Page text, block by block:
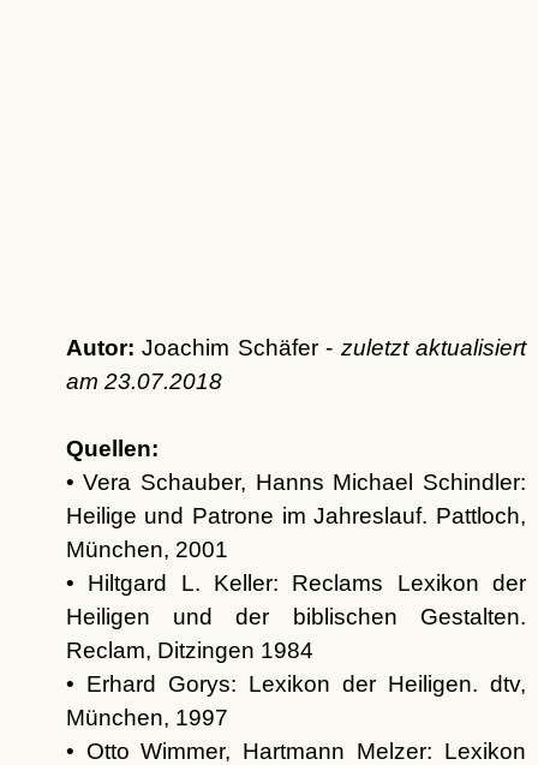
Autor: Joachim Schäfer - zuletzt aktualisiert
am 23.07.2018
Quellen:
• Vera Schauber, Hanns Michael Schindler:
Heilige und Patrone im Jahreslauf. Pattloch,
München, 2001
• Hiltgard L. Keller: Reclams Lexikon der
Heiligen und der biblischen Gestalten.
Reclam, Ditzingen 1984
• Erhard Gorys: Lexikon der Heiligen. dtv,
München, 1997
• Otto Wimmer, Hartmann Melzer: Lexikon